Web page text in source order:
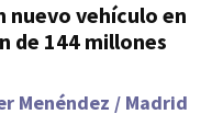
nuevo vehículo en
de 144 millones
Menéndez / Madrid